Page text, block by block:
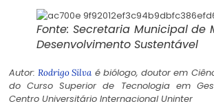
Fonte: Secretaria Municipal de
Desenvolvimento Sustentável
Autor:Rodrigo Silva é biólogo, doutor em
do Curso Superior de Tecnologia em
Centro Universitário Internacional Uninter